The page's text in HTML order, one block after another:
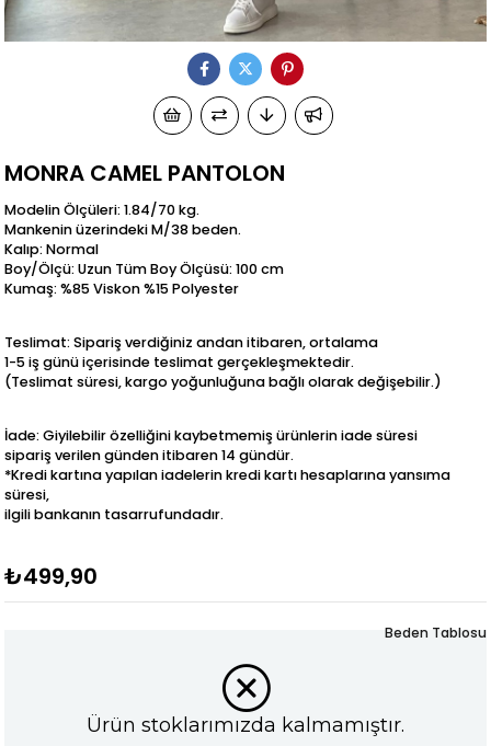
MONRA CAMEL PANTOLON
Modelin Ölçüleri: 1.84/70 kg.
Mankenin üzerindeki M/38 beden.
Kalıp: Normal
Boy/Ölçü: Uzun Tüm Boy Ölçüsü: 100 cm
Kumaş: %85 Viskon %15 Polyester
Teslimat: Sipariş verdiğiniz andan itibaren, ortalama
1-5 iş günü içerisinde teslimat gerçekleşmektedir.
(Teslimat süresi, kargo yoğunluğuna bağlı olarak değişebilir.)
İade: Giyilebilir özelliğini kaybetmemiş ürünlerin iade süresi
sipariş verilen günden itibaren 14 gündür.
*Kredi kartına yapılan iadelerin kredi kartı hesaplarına yansıma
süresi,
ilgili bankanın tasarrufundadır.
₺499,90
Ürün stoklarımızda kalmamıştır.
Beden Tablosu